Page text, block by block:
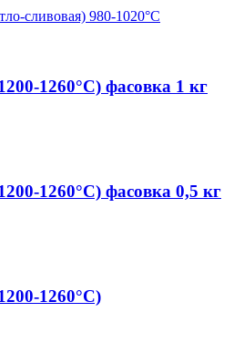
1260°С) фасовка 1 кг
1260°С) фасовка 0,5 кг
1260°С)